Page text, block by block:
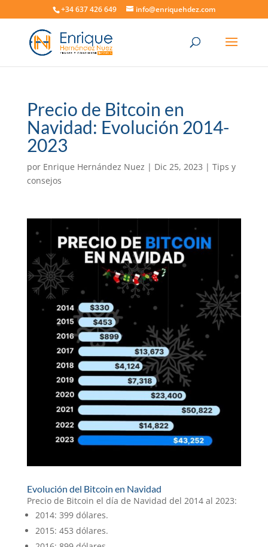
+34 637 426 649 info@enriquehdez.com
Precio de Bitcoin en
Navidad: Evolución 2014-
2023
por Enrique Hernández Nuez | Dic 25, 2023 | Tips y
consejos
Evolución del Bitcoin en Navidad
Precio de Bitcoin el día de Navidad del 2014 al 2023:
2014: 399 dólares.
2015: 453 dólares.